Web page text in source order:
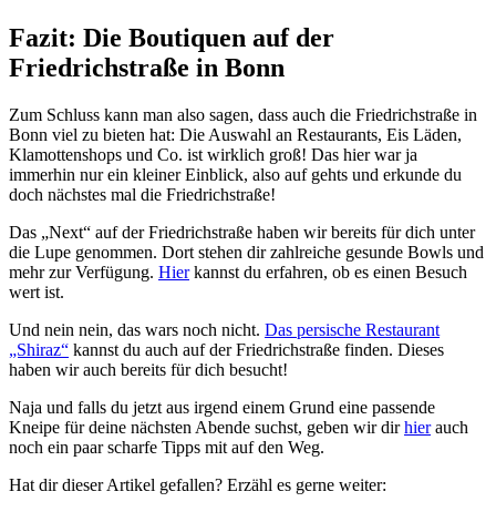
Fazit: Die Boutiquen auf der
Friedrichstraße in Bonn
Zum Schluss kann man also sagen, dass auch die Friedrichstraße in
Bonn viel zu bieten hat: Die Auswahl an Restaurants, Eis Läden,
Klamottenshops und Co. ist wirklich groß! Das hier war ja
immerhin nur ein kleiner Einblick, also auf gehts und erkunde du
doch nächstes mal die Friedrichstraße!
Das „Next“ auf der Friedrichstraße haben wir bereits für dich unter
die Lupe genommen. Dort stehen dir zahlreiche gesunde Bowls und
mehr zur Verfügung. Hierkannst du erfahren, ob es einen Besuch
wert ist.
Und nein nein, das wars noch nicht. Das persische Restaurant
„Shiraz“ kannst du auch auf der Friedrichstraße finden. Dieses
haben wir auch bereits für dich besucht!
Naja und falls du jetzt aus irgend einem Grund eine passende
Kneipe für deine nächsten Abende suchst, geben wir dirhierauch
noch ein paar scharfe Tipps mit auf den Weg.
Hat dir dieser Artikel gefallen? Erzähl es gerne weiter: